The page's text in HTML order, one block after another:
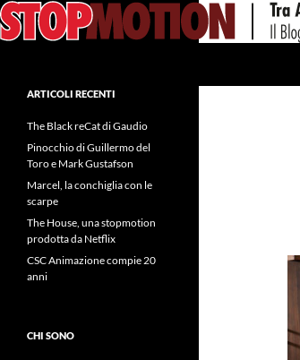
Vai
al
ARTICOLI RECENTI
The Black reCat di Gaudio
Pinocchio di Guillermo del
Toro e Mark Gustafson
Marcel, la conchiglia con le
scarpe
The House, una stopmotion
prodotta da Netflix
CSC Animazione compie 20
anni
CHI SONO